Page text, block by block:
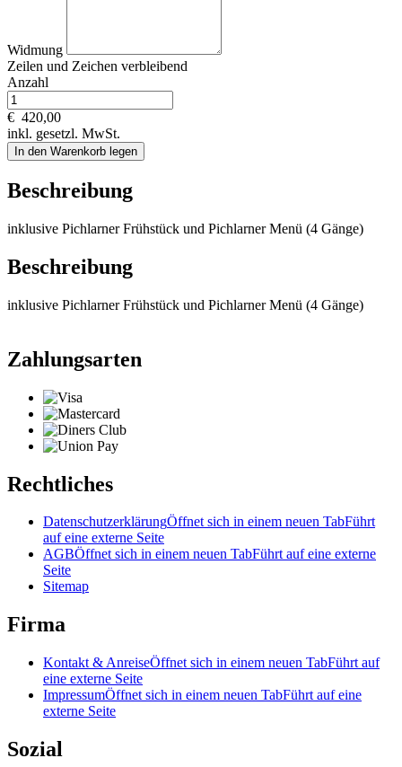
Widmung
Zeilen und Zeichen verbleibend
Anzahl
€ 420,00
inkl. gesetzl. MwSt.
In den Warenkorb legen
Beschreibung
inklusive Pichlarner Frühstück und Pichlarner Menü (4 Gänge)
Beschreibung
inklusive Pichlarner Frühstück und Pichlarner Menü (4 Gänge)
Zahlungsarten
Rechtliches
DatenschutzerklärungÖffnet sich in einem neuen TabFührt
auf eine externe Seite
AGBÖffnet sich in einem neuen TabFührt auf eine externe
Seite
Sitemap
Firma
Kontakt & AnreiseÖffnet sich in einem neuen TabFührt auf
eine externe Seite
ImpressumÖffnet sich in einem neuen TabFührt auf eine
externe Seite
Sozial